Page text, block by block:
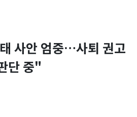
사안 엄중…사퇴 권고
단 중"